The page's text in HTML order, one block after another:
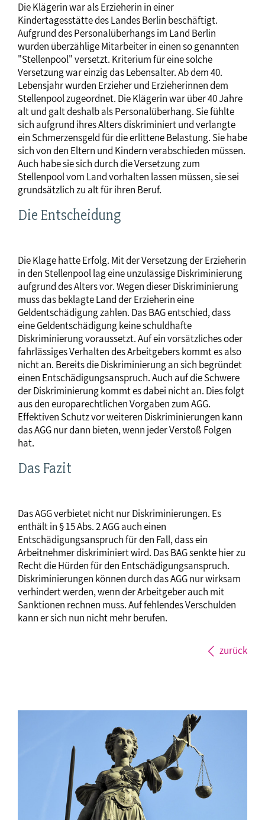
Die Klägerin war als Erzieherin in einer
Kindertagesstätte des Landes Berlin beschäftigt.
Aufgrund des Personalüberhangs im Land Berlin
wurden überzählige Mitarbeiter in einen so genannten
"Stellenpool" versetzt. Kriterium für eine solche
Versetzung war einzig das Lebensalter. Ab dem 40.
Lebensjahr wurden Erzieher und Erzieherinnen dem
Stellenpool zugeordnet. Die Klägerin war über 40 Jahre
alt und galt deshalb als Personalüberhang. Sie fühlte
sich aufgrund ihres Alters diskriminiert und verlangte
ein Schmerzensgeld für die erlittene Belastung. Sie habe
sich von den Eltern und Kindern verabschieden müssen.
Auch habe sie sich durch die Versetzung zum
Stellenpool vom Land vorhalten lassen müssen, sie sei
grundsätzlich zu alt für ihren Beruf.
Die Entscheidung
Die Klage hatte Erfolg. Mit der Versetzung der Erzieherin
in den Stellenpool lag eine unzulässige Diskriminierung
aufgrund des Alters vor. Wegen dieser Diskriminierung
muss das beklagte Land der Erzieherin eine
Geldentschädigung zahlen. Das BAG entschied, dass
eine Geldentschädigung keine schuldhafte
Diskriminierung voraussetzt. Auf ein vorsätzliches oder
fahrlässiges Verhalten des Arbeitgebers kommt es also
nicht an. Bereits die Diskriminierung an sich begründet
einen Entschädigungsanspruch. Auch auf die Schwere
der Diskriminierung kommt es dabei nicht an. Dies folgt
aus den europarechtlichen Vorgaben zum AGG.
Effektiven Schutz vor weiteren Diskriminierungen kann
das AGG nur dann bieten, wenn jeder Verstoß Folgen
hat.
Das Fazit
Das AGG verbietet nicht nur Diskriminierungen. Es
enthält in § 15 Abs. 2 AGG auch einen
Entschädigungsanspruch für den Fall, dass ein
Arbeitnehmer diskriminiert wird. Das BAG senkte hier zu
Recht die Hürden für den Entschädigungsanspruch.
Diskriminierungen können durch das AGG nur wirksam
verhindert werden, wenn der Arbeitgeber auch mit
Sanktionen rechnen muss. Auf fehlendes Verschulden
kann er sich nun nicht mehr berufen.
zurück